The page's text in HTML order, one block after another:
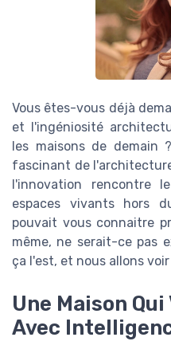
Vous êtes-vous déjà
et l'ingéniosité
les maisons de demain
fascinant de
l'innovation rencontre
espaces vivants hors
pouvait vous connaitre
même, ne serait-ce pas
ça l'est, et nous allons
Une Maison
Avec